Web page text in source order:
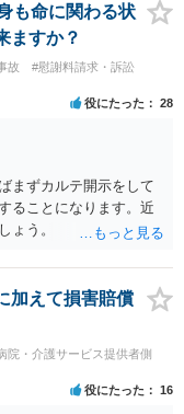
も命に関わる状
ますか？
故
#慰謝料請求・訴訟
役にたった 28
まずカルテ開示をして
ることになります。近
ょう。
加えて損害賠償
院・介護サービス提供者側
役にたった 16